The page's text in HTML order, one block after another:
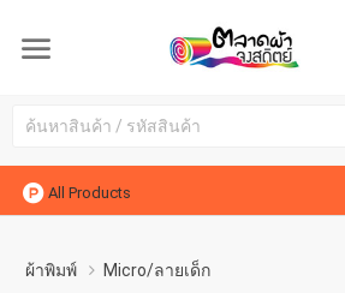
All Products
ผ้าพิมพ์ Micro/ลายเด็ก